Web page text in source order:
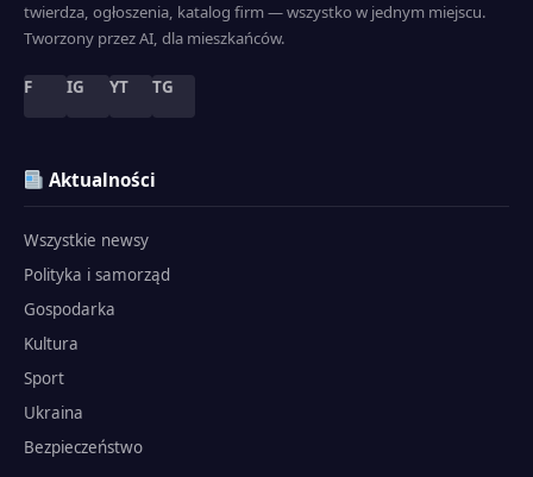
twierdza, ogłoszenia, katalog firm — wszystko w jednym miejscu.
Tworzony przez AI, dla mieszkańców.
F IG YT TG
Aktualności
Wszystkie newsy
Polityka i samorząd
Gospodarka
Kultura
Sport
Ukraina
Bezpieczeństwo